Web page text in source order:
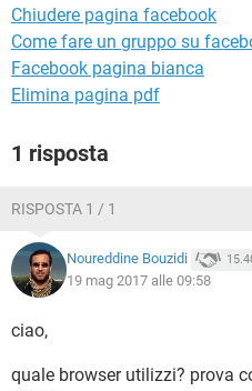
Chiudere pagina facebook
Come fare un gruppo su
Facebook pagina bianca
Elimina pagina pdf
1 risposta
RISPOSTA 1 / 1
Noureddine Bouzidi
19 mag 2017 alle 09:58
ciao,
quale browser utilizzi? prova